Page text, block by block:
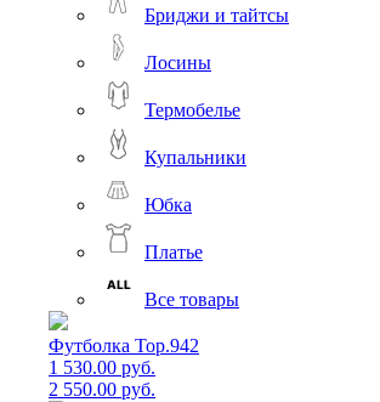
Бриджи и тайтсы
Лосины
Термобелье
Купальники
Юбка
Платье
Все товары
Футболка Top.942
1 530.00 руб.
2 550.00 руб.